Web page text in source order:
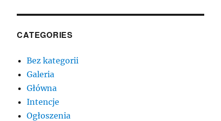
CATEGORIES
Bez kategorii
Galeria
Główna
Intencje
Ogłoszenia